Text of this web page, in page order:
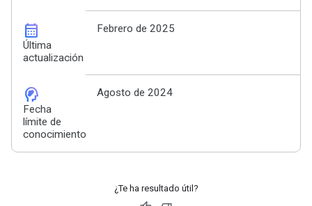
calendar_month
Última
actualización
Febrero de 2025
cognition_2
Fecha
límite de
conocimiento
Agosto de 2024
¿Te ha resultado útil?